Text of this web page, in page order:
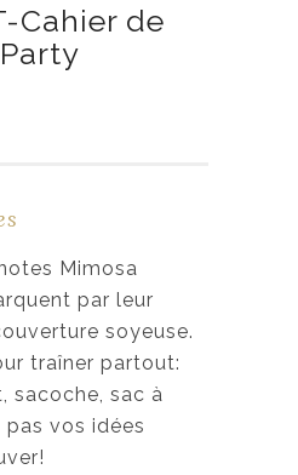
Cahier de
Mimosa
par leur
soyeuse.
traîner partout:
sacoche, sac à
pas vos idées